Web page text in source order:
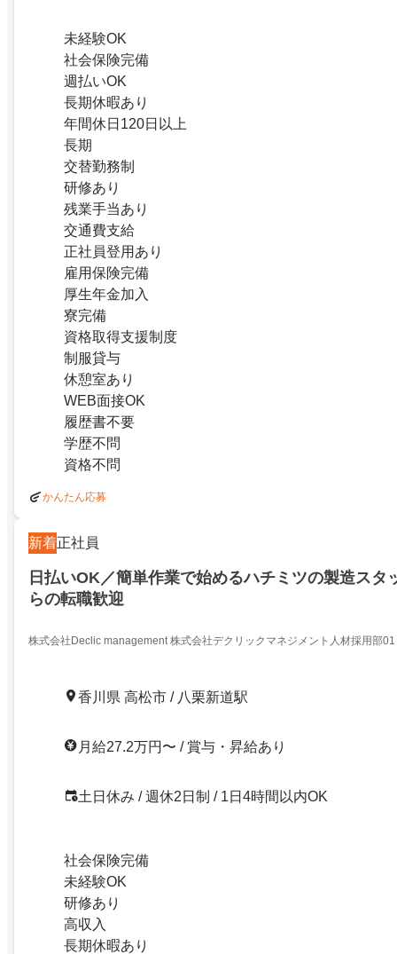
未経験OK
社会保険完備
週払いOK
長期休暇あり
年間休日120日以上
長期
交替勤務制
研修あり
残業手当あり
交通費支給
正社員登用あり
雇用保険完備
厚生年金加入
寮完備
資格取得支援制度
制服貸与
休憩室あり
WEB面接OK
履歴書不要
学歴不問
資格不問
かんたん応募
新着正社員
日払いOK／簡単作業で始めるハチミツの製造スタ
らの転職歓迎
株式会社Declic management 株式会社デクリックマネジメント人材採用部01
香川県 高松市 / 八栗新道駅
月給27.2万円〜 / 賞与・昇給あり
土日休み / 週休2日制 / 1日4時間以内OK
社会保険完備
未経験OK
研修あり
高収入
長期休暇あり